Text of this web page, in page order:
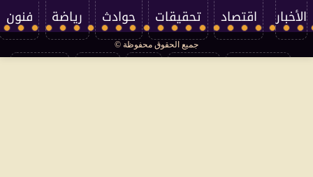
الأخبار اقتصاد تحقيقات حوادث رياضة فنون
جميع الحقوق محفوظة ©